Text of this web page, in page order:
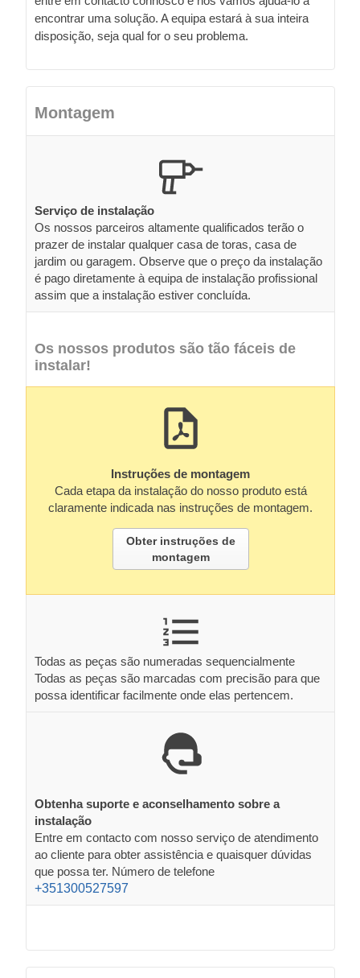
encontrar uma solução. A equipa estará à sua inteira
disposição, seja qual for o seu problema.
Montagem
Serviço de instalação
Os nossos parceiros altamente qualificados terão o
prazer de instalar qualquer casa de toras, casa de
jardim ou garagem. Observe que o preço da instalação
é pago diretamente à equipa de instalação profissional
assim que a instalação estiver concluída.
Os nossos produtos são tão fáceis de
instalar!
Instruções de montagem
Cada etapa da instalação do nosso produto está
claramente indicada nas instruções de montagem.
Obter instruções de
montagem
Todas as peças são numeradas sequencialmente
Todas as peças são marcadas com precisão para que
possa identificar facilmente onde elas pertencem.
Obtenha suporte e aconselhamento sobre a
instalação
Entre em contacto com nosso serviço de atendimento
ao cliente para obter assistência e quaisquer dúvidas
que possa ter. Número de telefone
+351300527597